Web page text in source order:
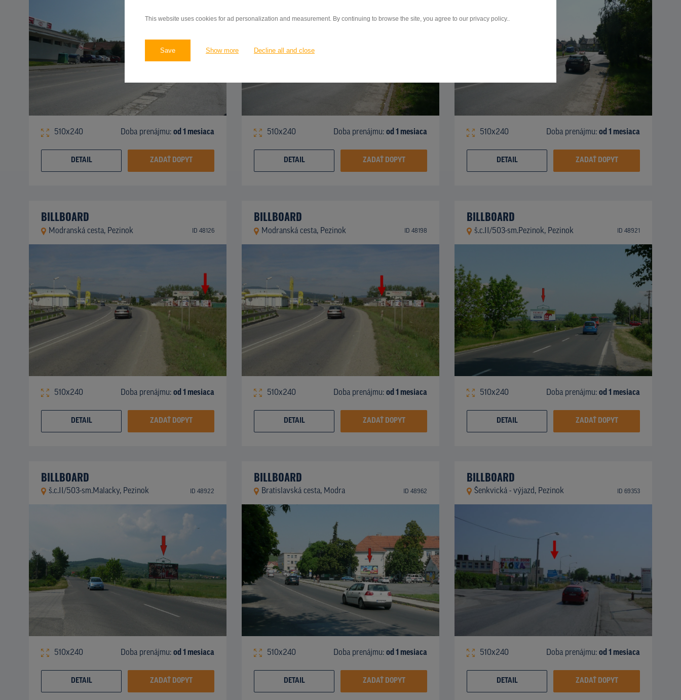
This website uses cookies for ad personalization and measurement. By continuing to browse the site, you agree to our privacy policy..
Save Show more Decline all and close
510x240 Doba prenájmu: od 1 mesiaca
DETAIL ZADAŤ DOPYT
510x240 Doba prenájmu: od 1 mesiaca
DETAIL ZADAŤ DOPYT
510x240 Doba prenájmu: od 1 mesiaca
DETAIL ZADAŤ DOPYT
BILLBOARD
Modranská cesta, Pezinok ID 48126
510x240 Doba prenájmu: od 1 mesiaca
DETAIL ZADAŤ DOPYT
BILLBOARD
Modranská cesta, Pezinok ID 48198
510x240 Doba prenájmu: od 1 mesiaca
DETAIL ZADAŤ DOPYT
BILLBOARD
š.c.II/503-sm.Pezinok, Pezinok ID 48921
510x240 Doba prenájmu: od 1 mesiaca
DETAIL ZADAŤ DOPYT
BILLBOARD
š.c.II/503-sm.Malacky, Pezinok ID 48922
510x240 Doba prenájmu: od 1 mesiaca
DETAIL ZADAŤ DOPYT
BILLBOARD
Bratislavská cesta, Modra ID 48962
510x240 Doba prenájmu: od 1 mesiaca
DETAIL ZADAŤ DOPYT
BILLBOARD
Šenkvická - výjazd, Pezinok ID 69353
510x240 Doba prenájmu: od 1 mesiaca
DETAIL ZADAŤ DOPYT